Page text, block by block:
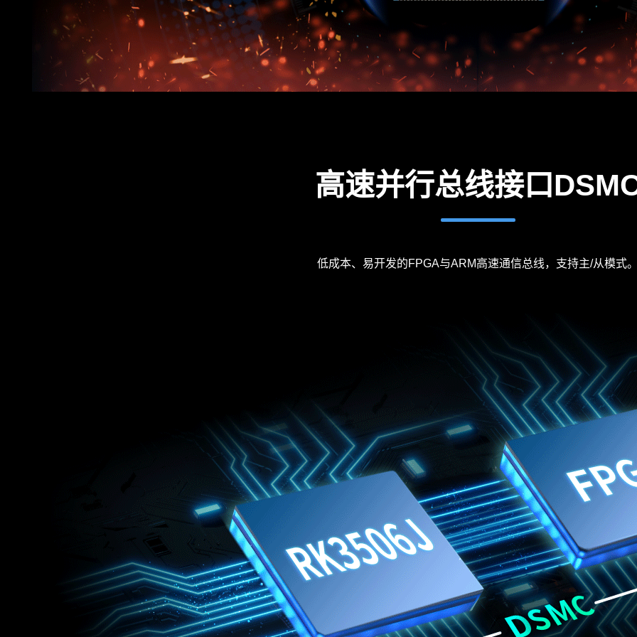
高速并行总线接口
低成本、易开发的FPGA与ARM高速通信总线，支持主/从模式